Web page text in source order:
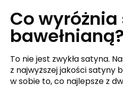
Co wyróżnia
bawełnianą?
To nie jest zwykła satyna.
z najwyższej jakości satyny
w sobie to, co najlepsze z